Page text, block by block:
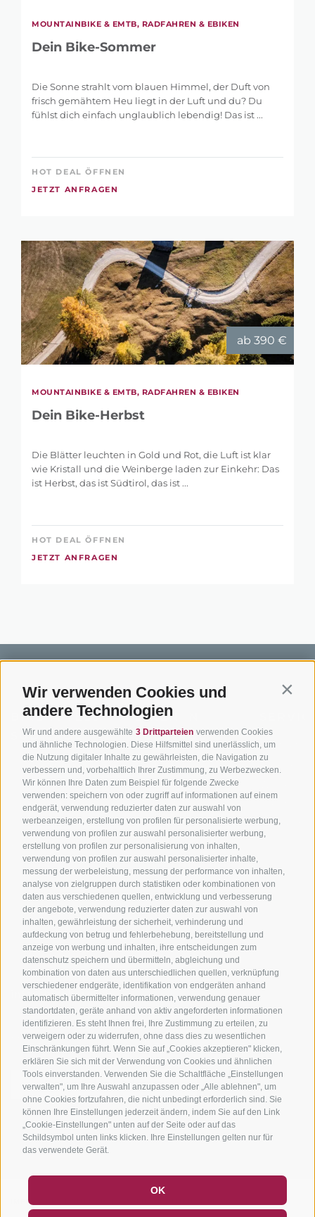
Wir verwenden Cookies und
andere Technologien
Wir und andere ausgewählte 3 Drittparteien verwenden Cookies
und ähnliche Technologien. Diese Hilfsmittel sind unerlässlich, um
die Nutzung digitaler Inhalte zu gewährleisten, die Navigation zu
verbessern und, vorbehaltlich Ihrer Zustimmung, zu Werbezwecken.
Wir können Ihre Daten zum Beispiel für folgende Zwecke
verwenden: speichern von oder zugriff auf informationen auf einem
endgerät, verwendung reduzierter daten zur auswahl von
werbeanzeigen, erstellung von profilen für personalisierte werbung,
verwendung von profilen zur auswahl personalisierter werbung,
erstellung von profilen zur personalisierung von inhalten,
verwendung von profilen zur auswahl personalisierter inhalte,
messung der werbeleistung, messung der performance von inhalten,
analyse von zielgruppen durch statistiken oder kombinationen von
daten aus verschiedenen quellen, entwicklung und verbesserung
der angebote, verwendung reduzierter daten zur auswahl von
inhalten, gewährleistung der sicherheit, verhinderung und
aufdeckung von betrug und fehlerbehebung, bereitstellung und
anzeige von werbung und inhalten, ihre entscheidungen zum
datenschutz speichern und übermitteln, abgleichung und
kombination von daten aus unterschiedlichen quellen, verknüpfung
verschiedener endgeräte, identifikation von endgeräten anhand
automatisch übermittelter informationen, verwendung genauer
standortdaten, geräte anhand von aktiv angeforderten informationen
identifizieren. Es steht Ihnen frei, Ihre Zustimmung zu erteilen, zu
verweigern oder zu widerrufen, ohne dass dies zu wesentlichen
Einschränkungen führt. Wenn Sie auf „Cookies akzeptieren" klicken,
erklären Sie sich mit der Verwendung von Cookies und ähnlichen
Tools einverstanden. Verwenden Sie die Schaltfläche „Einstellungen
verwalten", um Ihre Auswahl anzupassen oder „Alle ablehnen", um
ohne Cookies fortzufahren, die nicht unbedingt erforderlich sind. Sie
können Ihre Einstellungen jederzeit ändern, indem Sie auf den Link
„Cookie-Einstellungen" unten auf der Seite oder auf das
Schildsymbol unten links klicken. Ihre Einstellungen gelten nur für
das verwendete Gerät.
OK
NEWSLETTER
SOCIAL WALL WETTER
MOUNTAINBIKE & EMTB, RADFAHREN & EBIKEN
Dein Bike-Sommer
Die Sonne strahlt vom blauen Himmel, der Duft von
frisch gemähtem Heu liegt in der Luft und du? Du
fühlst dich einfach unglaublich lebendig! Das ist ...
HOT DEAL ÖFFNEN
JETZT ANFRAGEN
ab 390 €
MOUNTAINBIKE & EMTB, RADFAHREN & EBIKEN
Dein Bike-Herbst
Die Blätter leuchten in Gold und Rot, die Luft ist klar
wie Kristall und die Weinberge laden zur Einkehr: Das
ist Herbst, das ist Südtirol, das ist ...
HOT DEAL ÖFFNEN
JETZT ANFRAGEN
BIKEHOTELS
SÜDTIROL
Hotels & Pakete
Urlaubspakete
Unsere Gutscheine
Hot Deals
Bike & Work
BIKEN IN
SÜDTIROL
Mountainbiken in
Südtirol
Rennradfahren in
Südtirol
Radwege in Südtirol
Bikeshops & Verleihe
Bike-Schulen
Tourenzentrale
Kontakt
Anreise
Zum
info@bikehotels.it
MELDE DICH ZU UNSEREM NEWSLETTER AN!
JETZT ANMELDEN
IMPRESSUM